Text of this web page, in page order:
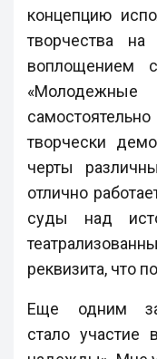
концепцию
творчества
воплощением
творчески
черты
отлично
суды над
реквизита, что
Еще одним
стало участие